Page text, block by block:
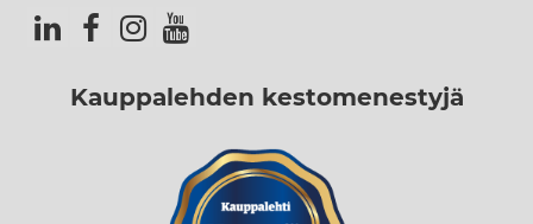
Kauppalehden kestomenestyjä